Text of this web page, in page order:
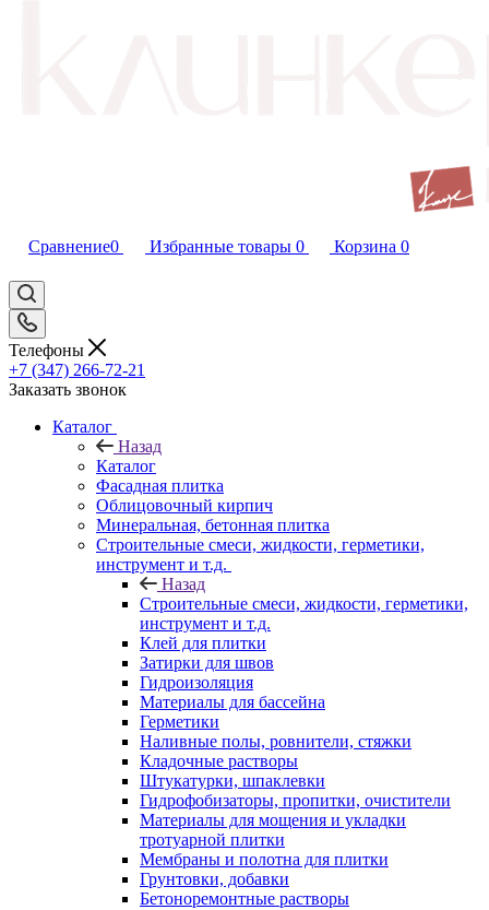
Сравнение0 Избранные товары 0 Корзина 0
Телефоны
+7 (347) 266-72-21
Заказать звонок
Каталог
Назад
Каталог
Фасадная плитка
Облицовочный кирпич
Минеральная, бетонная плитка
Строительные смеси, жидкости, герметики,
инструмент и т.д.
Назад
Строительные смеси, жидкости, герметики,
инструмент и т.д.
Клей для плитки
Затирки для швов
Гидроизоляция
Материалы для бассейна
Герметики
Наливные полы, ровнители, стяжки
Кладочные растворы
Штукатурки, шпаклевки
Гидрофобизаторы, пропитки, очистители
Материалы для мощения и укладки
тротуарной плитки
Мембраны и полотна для плитки
Грунтовки, добавки
Бетоноремонтные растворы